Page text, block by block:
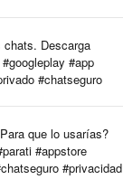
Descarga
#app
#chatseguro
que lo usarías?
#appstore
#privacidad